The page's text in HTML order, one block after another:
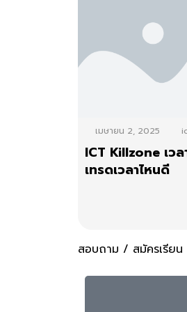
เมษายน 2, 2025
ICT Killzone เว
เทรดเวลาไหนดี
สอบถาม / สมัครเรียน